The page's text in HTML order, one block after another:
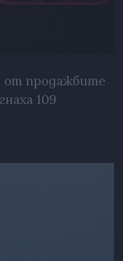
от продажбите
109